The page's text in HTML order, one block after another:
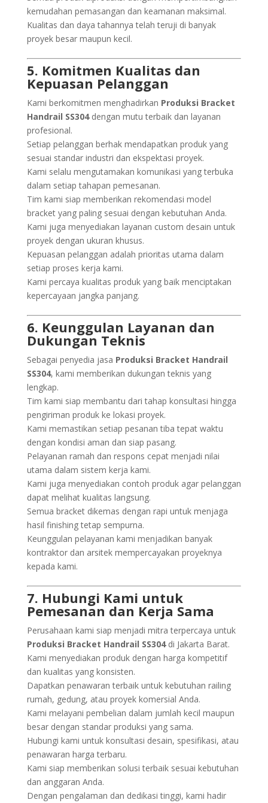
kemudahan pemasangan dan keamanan maksimal.
Kualitas dan daya tahannya telah teruji di banyak
proyek besar maupun kecil.
5. Komitmen Kualitas dan
Kepuasan Pelanggan
Kami berkomitmen menghadirkan Produksi Bracket
Handrail SS304dengan mutu terbaik dan layanan
profesional.
Setiap pelanggan berhak mendapatkan produk yang
sesuai standar industri dan ekspektasi proyek.
Kami selalu mengutamakan komunikasi yang terbuka
dalam setiap tahapan pemesanan.
Tim kami siap memberikan rekomendasi model
bracket yang paling sesuai dengan kebutuhan Anda.
Kami juga menyediakan layanan custom desain untuk
proyek dengan ukuran khusus.
Kepuasan pelanggan adalah prioritas utama dalam
setiap proses kerja kami.
Kami percaya kualitas produk yang baik menciptakan
kepercayaan jangka panjang.
6. Keunggulan Layanan dan
Dukungan Teknis
Sebagai penyedia jasa Produksi Bracket Handrail
SS304, kami memberikan dukungan teknis yang
lengkap.
Tim kami siap membantu dari tahap konsultasi hingga
pengiriman produk ke lokasi proyek.
Kami memastikan setiap pesanan tiba tepat waktu
dengan kondisi aman dan siap pasang.
Pelayanan ramah dan respons cepat menjadi nilai
utama dalam sistem kerja kami.
Kami juga menyediakan contoh produk agar pelanggan
dapat melihat kualitas langsung.
Semua bracket dikemas dengan rapi untuk menjaga
hasil finishing tetap sempurna.
Keunggulan pelayanan kami menjadikan banyak
kontraktor dan arsitek mempercayakan proyeknya
kepada kami.
7. Hubungi Kami untuk
Pemesanan dan Kerja Sama
Perusahaan kami siap menjadi mitra terpercaya untuk
Produksi Bracket Handrail SS304di Jakarta Barat.
Kami menyediakan produk dengan harga kompetitif
dan kualitas yang konsisten.
Dapatkan penawaran terbaik untuk kebutuhan railing
rumah, gedung, atau proyek komersial Anda.
Kami melayani pembelian dalam jumlah kecil maupun
besar dengan standar produksi yang sama.
Hubungi kami untuk konsultasi desain, spesifikasi, atau
penawaran harga terbaru.
Kami siap memberikan solusi terbaik sesuai kebutuhan
dan anggaran Anda.
Dengan pengalaman dan dedikasi tinggi, kami hadir